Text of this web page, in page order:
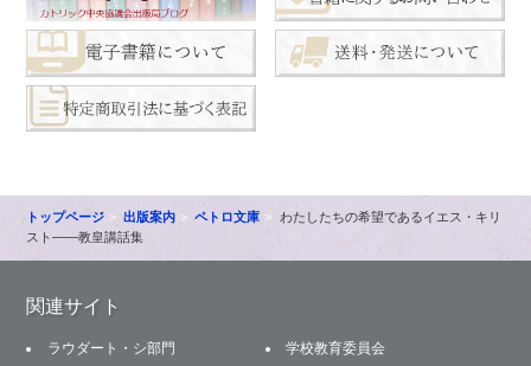
トップページ 出版案内 ペトロ文庫
わたしたちの希望であるイエス・キリ
スト――教皇講話集
関連サイト
ラウダート・シ部門
学校教育委員会